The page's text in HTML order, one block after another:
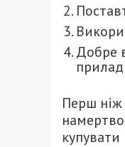
Добре
Перш ніж